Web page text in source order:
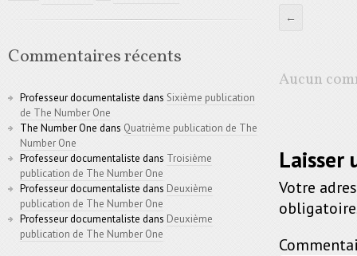
←
Aucun
Laisser
Votre
Commentaires récents
Professeur documentaliste dans Sixième publication
de The Number One
The Number One dans Quatrième publication de The
Number One
Professeur documentaliste dans Troisième
publication de The Number One
Professeur documentaliste dans Deuxième
publication de The Number One
Professeur documentaliste dans Deuxième
publication de The Number One